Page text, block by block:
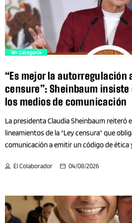
Ciberseguridad
Ciclismo
Ciencia General
Cine
Ciudad
Ciudad de México
Coahuila de Zaragoza
sí, pero que apenas sirve como un tanque
inflación y las precarias condiciones en
trending_flat
Sin Categoría
“Es mejor la autorregulación
censure”: Sheinbaum insiste
los medios de comunicación
La presidenta Claudia Sheinbaum reiteró
lineamientos de la "Ley censura" que
comunicación a emitir un código de ética
matutina que los medios "mienten
menos que publiquen su código de ética
respetan o no, y que tengan un espacio
El Colaborador 04/08/2026